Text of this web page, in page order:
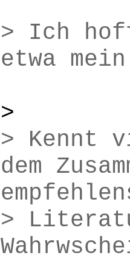
> Ich
etwa
>
> Kennt
dem
>